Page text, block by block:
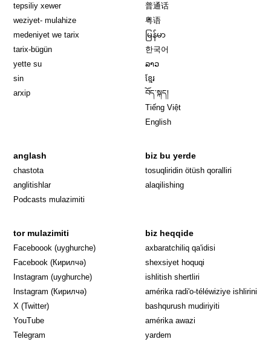
tepsiliy xewer
weziyet- mulahize
medeniyet we tarix
tarix-bügün
yette su
sin
arxip
普通话
粤语
မြန်မာ
한국어
ລາວ
ខ្មែរ
བོད་སྐད།
Tiếng Việt
English
anglash
chastota
anglitishlar
Podcasts mulazimiti
biz bu yerde
tosuqliridin ötüsh qoralliri
alaqilishing
tor mulazimiti
Faceboook (uyghurche) Opens in new window
Facebook (Кирилчә) Opens in new window
Instagram (uyghurche) Opens in new window
Instagram (Кирилчә) Opens in new window
X (Twitter)
YouTube
Telegram
biz heqqide
axbaratchiliq qa'idisi
shexsiyet hoquqi
ishlitish shertliri
amérika radi'o-téléwiziye ishlirini
bashqurush mudiriyiti
amérika awazi
yardem